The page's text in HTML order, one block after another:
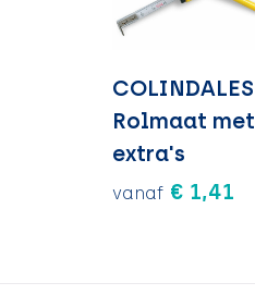
Rolmaat met
extra's
vanaf € 1,41